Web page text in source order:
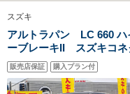
スズキ
アルトラパン LC 660
ーブレーキII スズキコ
ジ シートヒーター LED
ーム パーキングセンサ
様車
販売店保証 購入プラン付